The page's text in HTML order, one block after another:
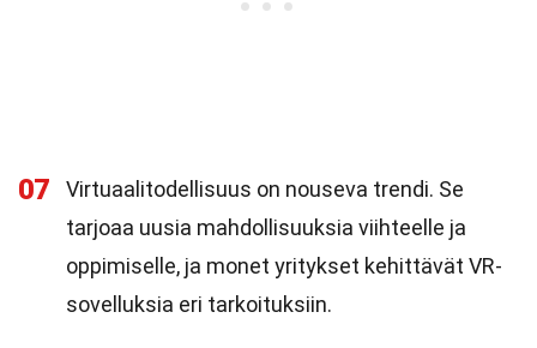
07
Virtuaalitodellisuus on nouseva trendi. Se
tarjoaa uusia mahdollisuuksia viihteelle ja
oppimiselle, ja monet yritykset kehittävät VR-
sovelluksia eri tarkoituksiin.